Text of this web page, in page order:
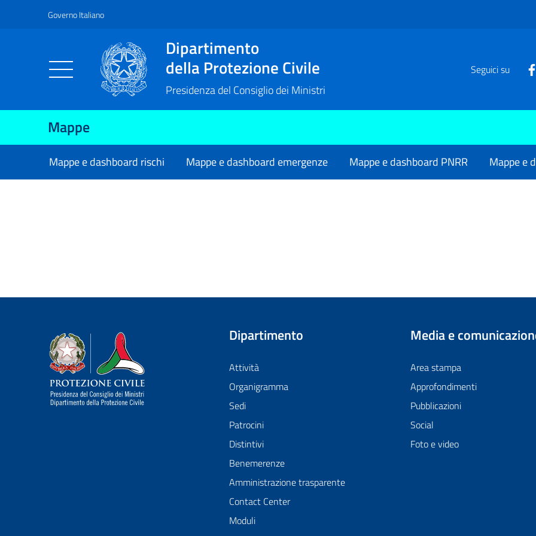
Vai al contenuto principale
Raggiungi il piè di pagina
Governo Italiano
Dipartimento
della Protezione Civile
Presidenza del Consiglio dei Ministri
Seguici su
Mappe
Mappe e dashboard rischi Mappe e dashboard emergenze Mappe e dashboard PNRR Mappe e
Dipartimento della Protezione Civile
Dipartimento
Attività
Organigramma
Sedi
Patrocini
Distintivi
Benemerenze
Amministrazione trasparente
Contact Center
Moduli
Media e
Area stampa
Approfondimenti
Pubblicazioni
Social
Foto e video